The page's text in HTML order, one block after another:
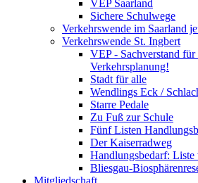
VEP Saarland
Sichere Schulwege
Verkehrswende im Saarland
Verkehrswende St. Ingbert
VEP - Sachverstand
Verkehrsplanung!
Stadt für alle
Wendlings Eck /
Starre Pedale
Zu Fuß zur Schule
Fünf Listen
Der Kaiserradweg
Handlungsbedarf:
Bliesgau-
Mitgliedschaft